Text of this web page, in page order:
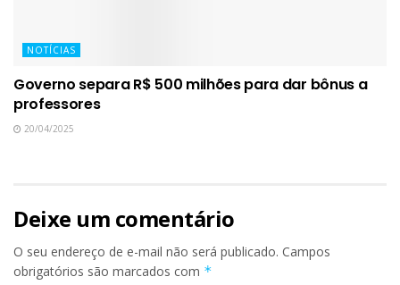
NOTÍCIAS
Governo separa R$ 500 milhões para dar bônus a
professores
20/04/2025
Deixe um comentário
O seu endereço de e-mail não será publicado. Campos
obrigatórios são marcados com *